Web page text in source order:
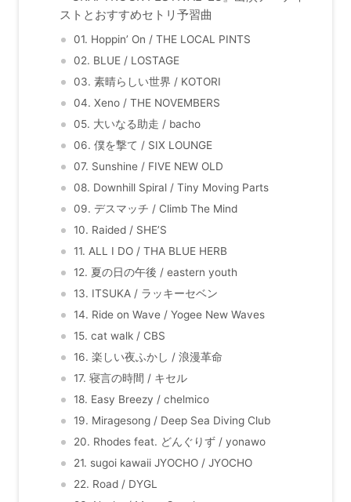
ストとおすすめセトリ予習曲
01. Hoppin’ On / THE LOCAL PINTS
02. BLUE / LOSTAGE
03. 素晴らしい世界 / KOTORI
04. Xeno / THE NOVEMBERS
05. 大いなる助走 / bacho
06. 僕を撃て / SIX LOUNGE
07. Sunshine / FIVE NEW OLD
08. Downhill Spiral / Tiny Moving Parts
09. デスマッチ / Climb The Mind
10. Raided / SHE’S
11. ALL I DO / THA BLUE HERB
12. 夏の日の午後 / eastern youth
13. ITSUKA / ラッキーセベン
14. Ride on Wave / Yogee New Waves
15. cat walk / CBS
16. 楽しい夜ふかし / 浪漫革命
17. 寝言の時間 / キセル
18. Easy Breezy / chelmico
19. Miragesong / Deep Sea Diving Club
20. Rhodes feat. どんぐりず / yonawo
21. sugoi kawaii JYOCHO / JYOCHO
22. Road / DYGL